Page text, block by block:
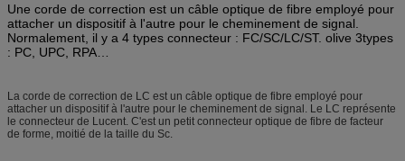
Une corde de correction est un câble optique de fibre employé pour
attacher un dispositif à l'autre pour le cheminement de signal.
Normalement, il y a 4 types connecteur : FC/SC/LC/ST. olive 3types
: PC, UPC, RPA…
La corde de correction de LC est un câble optique de fibre employé pour
attacher un dispositif à l'autre pour le cheminement de signal. Le LC représente
le connecteur de Lucent. C'est un petit connecteur optique de fibre de facteur
de forme, moitié de la taille du Sc.